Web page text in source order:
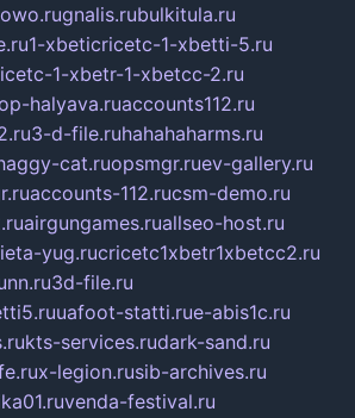
gnalis.rubulkitula.ru
1-xbeticricetc-1-xbetti-5.ru
1-xbetr-1-xbetcc-2.ru
halyava.ruaccounts112.ru
3-d-file.ruhahahaharms.ru
cat.ruopsmgr.ruev-gallery.ru
accounts-112.rucsm-demo.ru
airgungames.ruallseo-host.ru
yug.rucricetc1xbetr1xbetcc2.ru
3d-file.ru
uafoot-statti.rue-abis1c.ru
kts-services.rudark-sand.ru
x-legion.rusib-archives.ru
venda-festival.ru